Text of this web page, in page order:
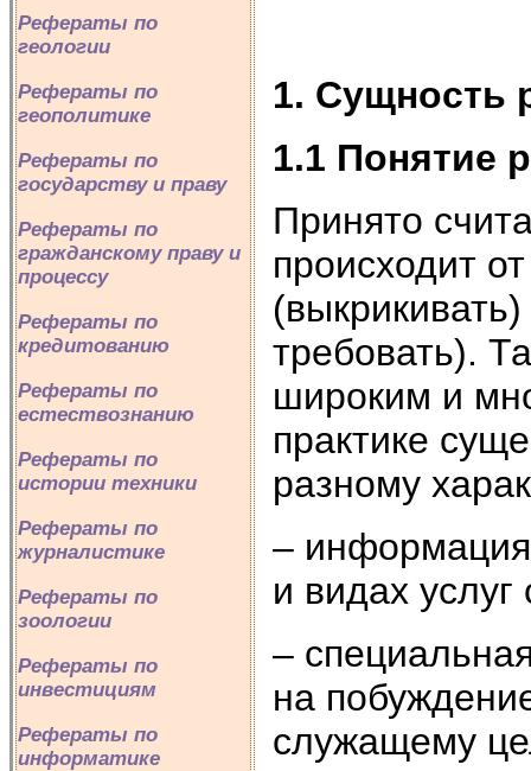
Рефераты по
геологии
Рефераты по
геополитике
Рефераты по
государству и праву
Рефераты по
гражданскому праву и
процессу
Рефераты по
кредитованию
Рефераты по
естествознанию
Рефераты по
истории техники
Рефераты по
журналистике
Рефераты по
зоологии
Рефераты по
инвестициям
Рефераты по
информатике
1. Сущность
1.1 Понятие
Принято
происходит
требовать).
широким и
практике
разному
– информация
и видах
–
на
служащему